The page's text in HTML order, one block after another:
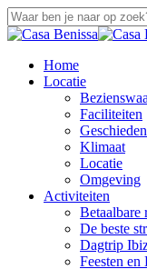
Overslaan
naar
Sluiten
zoek
Menu
Home
Locatie
Faciliteiten
Klimaat
Locatie
Omgeving
Activiteiten
Betaalbare
De beste
Dagtrip
Feesten en